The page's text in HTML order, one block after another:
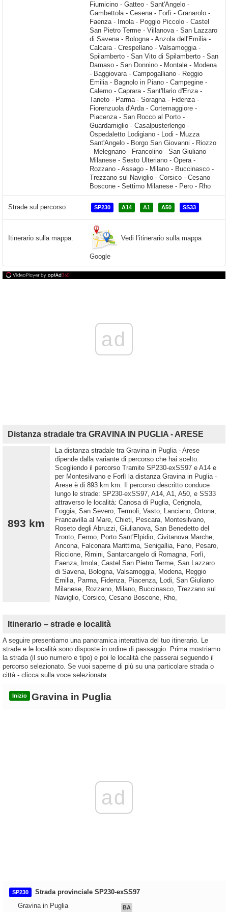
Strade sul percorso: SP230 A14 A1 A50 SS33
Itinerario sulla mappa: Vedi l’itinerario sulla mappa
Google
ad
Distanza stradale tra GRAVINA IN PUGLIA - ARESE
893 km
La distanza stradale tra Gravina in Puglia - Arese
dipende dalla variante di percorso che hai scelto.
Scegliendo il percorso Tramite SP230-exSS97 e A14 e
per Montesilvano e Forlì la distanza Gravina in Puglia -
Arese è di 893 km km. Il percorso descritto conduce
lungo le strade: SP230-exSS97, A14, A1, A50, e SS33
attraverso le località: Canosa di Puglia, Cerignola,
Foggia, San Severo, Termoli, Vasto, Lanciano, Ortona,
Francavilla al Mare, Chieti, Pescara, Montesilvano,
Roseto degli Abruzzi, Giulianova, San Benedetto del
Tronto, Fermo, Porto Sant'Elpidio, Civitanova Marche,
Ancona, Falconara Marittima, Senigallia, Fano, Pesaro,
Riccione, Rimini, Santarcangelo di Romagna, Forlì,
Faenza, Imola, Castel San Pietro Terme, San Lazzaro
di Savena, Bologna, Valsamoggia, Modena, Reggio
Emilia, Parma, Fidenza, Piacenza, Lodi, San Giuliano
Milanese, Rozzano, Milano, Buccinasco, Trezzano sul
Naviglio, Corsico, Cesano Boscone, Rho,
Itinerario – strade e località
A seguire presentiamo una panoramica interattiva del tuo itinerario. Le
strade e le località sono disposte in ordine di passaggio. Prima mostriamo
la strada (il suo numero e tipo) e poi le località che passerai seguendo il
percorso selezionato. Se vuoi saperne di più su una particolare strada o
città - clicca sulla voce selezionata.
Inizio Gravina in Puglia
ad
SP230
Strada provinciale SP230-exSS97
Gravina in Puglia
BA